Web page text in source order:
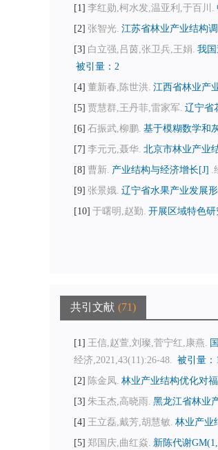
1 李红勋,柯水发,温亚利,于百川.
2 张智光. 江苏省林业产业结构
3 白立强,吕茵,张卫兵,王娟. 我
被引量：2
4 董新春,陈世洪. 江西省林业产
5 贾慧群,王丹菲,雷家军. 辽宁省
6 石振武,柳鹏. 基于模糊数学和
7 李元元,聂华. 北京市林业产业
8 曹新. 产业结构与经济增长[J] .
9 张景娥. 辽宁省水果产业发展
10 于曙明,赵勤. 开展区域特色
共引文献 71
1 王信,赵萱,刘璨,菅宁红,康燕.
经济,2021,43(11):26-48. 被引量：
2
陈金凤. 林业产业结构优化对
3 朱玉杰,高晓雨. 黑龙江省林业
4
王立磊,戴芳,胡慧敏. 林业产业
5 郑国庆,曲红焱. 新陈代谢